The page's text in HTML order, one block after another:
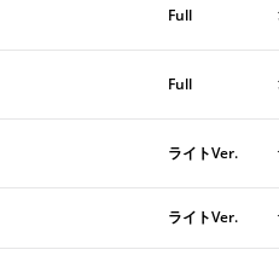
Full
Full
ライトVer.
ライトVer.